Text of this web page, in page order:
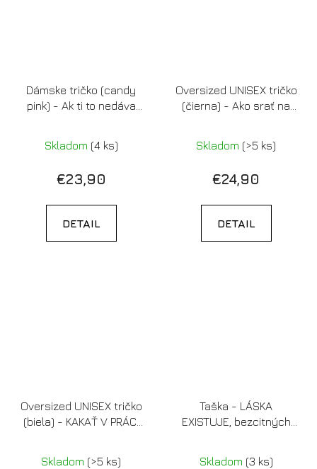
Dámske tričko (candy
pink) - Ak ti to nedáva
nepatrí
Skladom (4 ks)
€23,90
DETAIL
Oversized UNISEX tričko
(čierna) - Ako srať na
Skladom (>5 ks)
€24,90
DETAIL
Oversized UNISEX tričko
(biela) - KAKAŤ V PRÁCI
Skladom (>5 ks)
Taška - LÁSKA
EXISTUJE, bezcitných
Skladom (3 ks)